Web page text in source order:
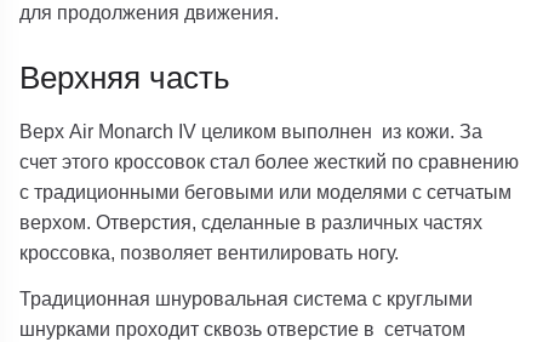
для продолжения движения.
Верхняя часть
Верх Air Monarch IV целиком выполнен из кожи. За
счет этого кроссовок стал более жесткий по сравнению
с традиционными беговыми или моделями с сетчатым
верхом. Отверстия, сделанные в различных частях
кроссовка, позволяет вентилировать ногу.
Традиционная шнуровальная система с круглыми
шнурками проходит сквозь отверстие в сетчатом